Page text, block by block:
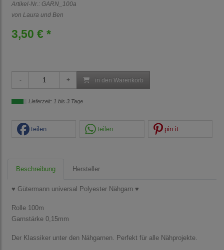
Artikel-Nr.: GARN_100a
von Laura und Ben
3,50 € *
in den Warenkorb
Lieferzeit: 1 bis 3 Tage
teilen teilen pin it
Beschreibung Hersteller
♥ Gütermann universal Polyester Nähgarn ♥
Rolle 100m
Garnstärke 0,15mm
Der Klassiker unter den Nähgarnen. Perfekt für alle Nähprojekte.